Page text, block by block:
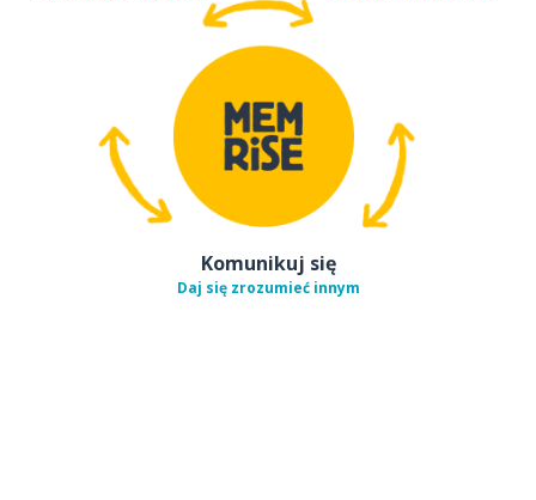
Komunikuj się
Daj się zrozumieć innym